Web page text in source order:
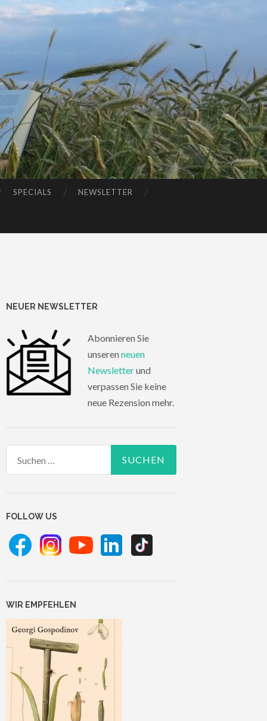
SPECIALS NEWSLETTER
NEUER NEWSLETTER
Abonnieren Sie
unserenneuen
Newsletterund
verpassen Sie keine
neue Rezension mehr.
FOLLOW US
WIR EMPFEHLEN